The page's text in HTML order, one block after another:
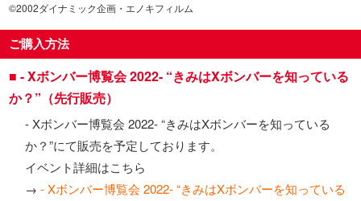
©2002ダイナミック企画・エノキフィルム
ご購入方法
■ - Xボンバー博覧会 2022- “きみはXボンバーを知っている
か？”（先行販売）
- Xボンバー博覧会 2022- “きみはXボンバーを知っている
か？”にて販売を予定しております。
イベント詳細はこちら
→- Xボンバー博覧会 2022- “きみはXボンバーを知っている